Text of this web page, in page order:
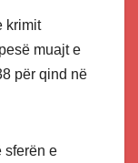
krimit
muajt e
për qind në
sferën e